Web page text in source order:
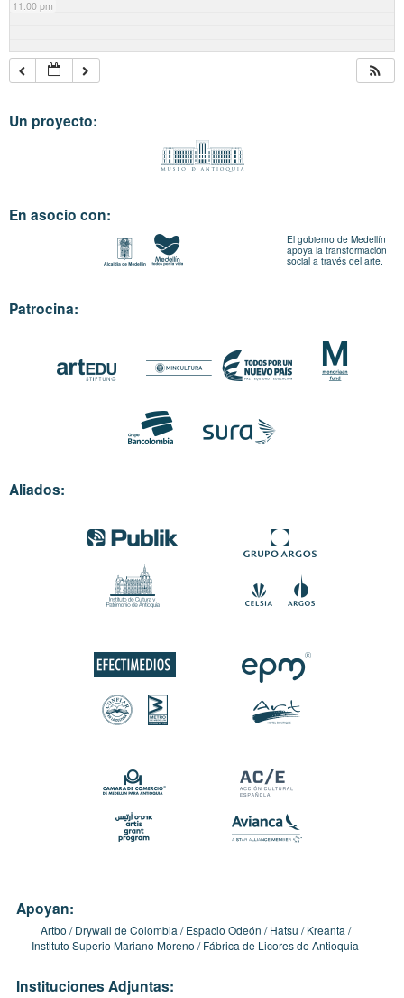
11:00 pm
Un proyecto:
En asocio con:
El gobierno de Medellín
apoya la transformación
social a través del arte.
Patrocina:
Aliados:
Apoyan:
Artbo Drywall de Colombia Espacio Odeón Hatsu
Kreanta
Instituto Superio Mariano Moreno
Fábrica de Licores de Antioquia
Instituciones Adjuntas: